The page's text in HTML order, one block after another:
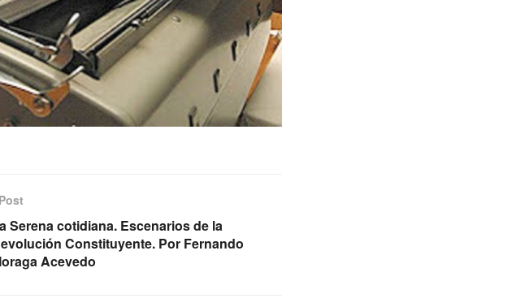
Serena cotidiana. Escenarios de la
Constituyente. Por Fernando
Acevedo